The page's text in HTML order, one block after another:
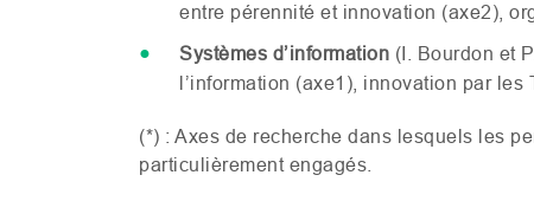
entre pérennité et innovation (axe2),
Systèmes d’information (I. Bourdon et
l’information (axe1), innovation par les
(*) : Axes de recherche dans lesquels les
particulièrement engagés.